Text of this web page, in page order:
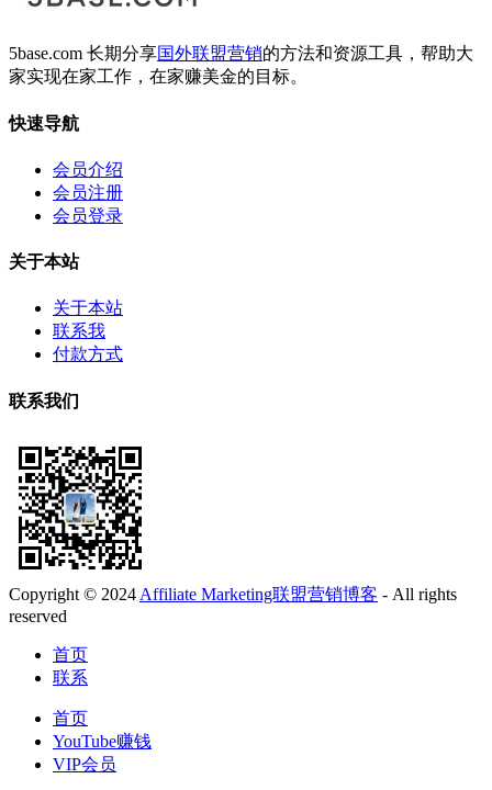
5base.com 长期分享国外联盟营销的方法和资源工具，帮助大
家实现在家工作，在家赚美金的目标。
快速导航
会员介绍
会员注册
会员登录
关于本站
关于本站
联系我
付款方式
联系我们
Copyright © 2024 Affiliate Marketing联盟营销博客 - All rights
reserved
首页
联系
首页
YouTube赚钱
VIP会员